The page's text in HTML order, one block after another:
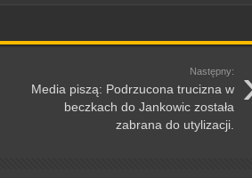
Następny:
Media piszą: Podrzucona trucizna w
beczkach do Jankowic została
zabrana do utylizacji.